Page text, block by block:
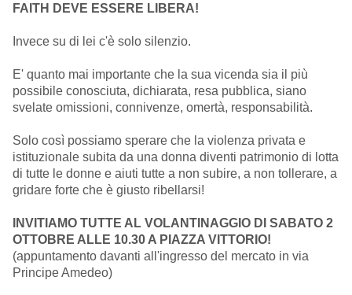
FAITH DEVE ESSERE LIBERA!
Invece su di lei c'è solo silenzio.
E' quanto mai importante che la sua vicenda sia il più
possibile conosciuta, dichiarata, resa pubblica, siano
svelate omissioni, connivenze, omertà, responsabilità.
Solo così possiamo sperare che la violenza privata e
istituzionale subita da una donna diventi patrimonio di lotta
di tutte le donne e aiuti tutte a non subire, a non tollerare, a
gridare forte che è giusto ribellarsi!
INVITIAMO TUTTE AL VOLANTINAGGIO DI SABATO 2
OTTOBRE ALLE 10.30 A PIAZZA VITTORIO!
(appuntamento davanti all'ingresso del mercato in via
Principe Amedeo)